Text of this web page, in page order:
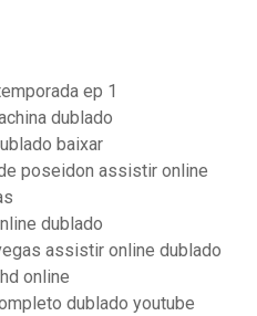
ep 1
dublado
baixar
poseidon assistir online
dublado
assistir online dublado
online
dublado youtube